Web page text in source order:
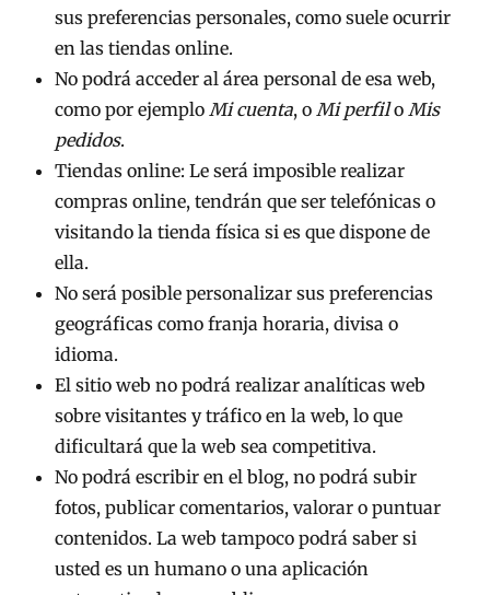
sus preferencias personales, como suele ocurrir
en las tiendas online.
No podrá acceder al área personal de esa web,
como por ejemplo Mi cuenta, o Mi perfilo Mis
pedidos.
Tiendas online: Le será imposible realizar
compras online, tendrán que ser telefónicas o
visitando la tienda física si es que dispone de
ella.
No será posible personalizar sus preferencias
geográficas como franja horaria, divisa o
idioma.
El sitio web no podrá realizar analíticas web
sobre visitantes y tráfico en la web, lo que
dificultará que la web sea competitiva.
No podrá escribir en el blog, no podrá subir
fotos, publicar comentarios, valorar o puntuar
contenidos. La web tampoco podrá saber si
usted es un humano o una aplicación